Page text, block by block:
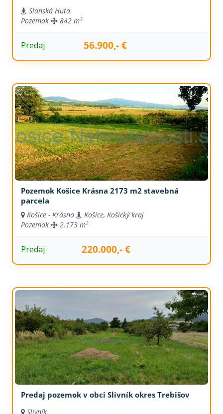
Slanská Huta
Pozemok
842 m²
Predaj 56.900,- €
Pozemok Košice Krásna 2173 m2 stavebná
parcela
Košice - Krásna
Košice, Košický kraj
Pozemok
2.173 m²
Predaj 220.000,- €
Predaj pozemok v obci Slivník okres Trebišov
Slivník